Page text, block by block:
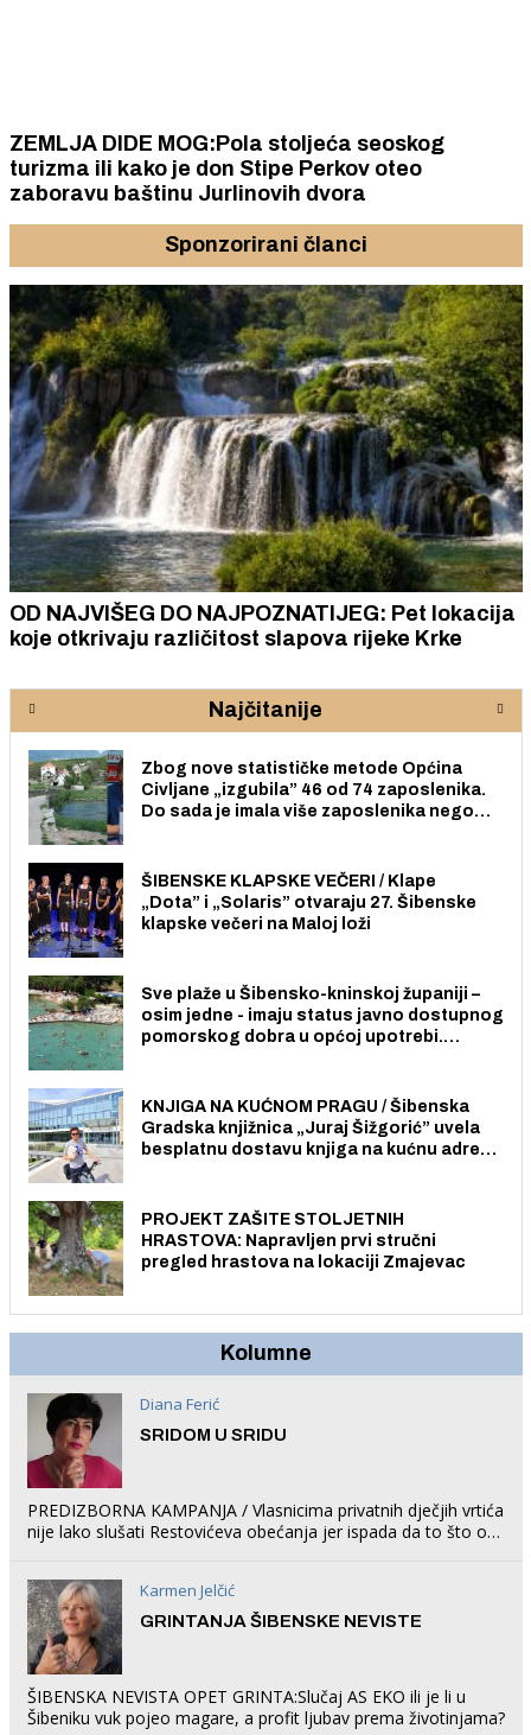
ZEMLJA DIDE MOG:Pola stoljeća seoskog
turizma ili kako je don Stipe Perkov oteo
zaboravu baštinu Jurlinovih dvora
Sponzorirani članci
OD NAJVIŠEG DO NAJPOZNATIJEG: Pet lokacija
koje otkrivaju različitost slapova rijeke Krke
Najčitanije
Zbog nove statističke metode Općina
Civljane „izgubila” 46 od 74 zaposlenika.
Do sada je imala više zaposlenika nego
ŠIBENSKE KLAPSKE VEČERI / Klape
„Dota” i „Solaris” otvaraju 27. Šibenske
klapske večeri na Maloj loži
Sve plaže u Šibensko-kninskoj županiji –
osim jedne - imaju status javno dostupnog
pomorskog dobra u općoj upotrebi.
KNJIGA NA KUĆNOM PRAGU / Šibenska
Gradska knjižnica „Juraj Šižgorić” uvela
besplatnu dostavu knjiga na kućnu adresu
PROJEKT ZAŠITE STOLJETNIH
HRASTOVA: Napravljen prvi stručni
pregled hrastova na lokaciji Zmajevac
Kolumne
Diana Ferić
SRIDOM U SRIDU
PREDIZBORNA KAMPANJA / Vlasnicima privatnih dječjih vrtića
nije lako slušati Restovićeva obećanja jer ispada da to što oni
Karmen Jelčić
GRINTANJA ŠIBENSKE NEVISTE
ŠIBENSKA NEVISTA OPET GRINTA:Slučaj AS EKO ili je li u
Šibeniku vuk pojeo magare, a profit ljubav prema životinjama?